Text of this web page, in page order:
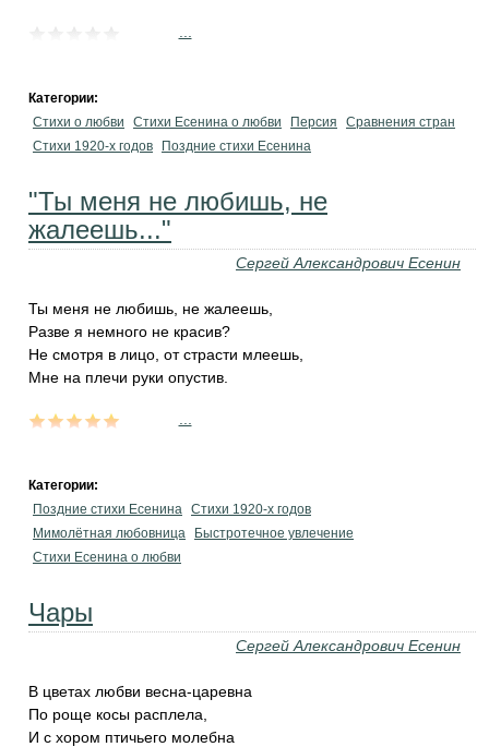
Категории:
Стихи о любви
Стихи Есенина о любви Персия
Сравнения стран
Стихи 1920-х годов
Поздние стихи Есенина
"Ты меня не любишь, не
жалеешь..."
Сергей Александрович Есенин
Ты меня не любишь, не жалеешь,
Разве я немного не красив?
Не смотря в лицо, от страсти млеешь,
Мне на плечи руки опустив.
Категории:
Поздние стихи Есенина Стихи 1920-х годов
Мимолётная любовница
Быстротечное увлечение
Стихи Есенина о любви
Чары
Сергей Александрович Есенин
В цветах любви весна-царевна
По роще косы расплела,
И с хором птичьего молебна